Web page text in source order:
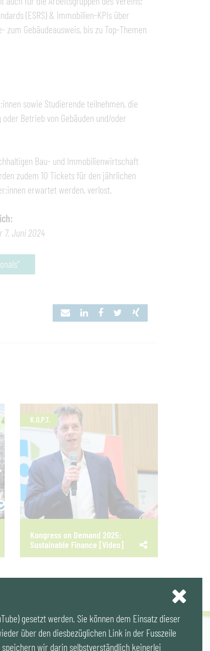
(ESRS) & Immobilien-KPIs über
Gebäudeausweis, bis zu Top-Themen
sowie Studierende teilnehmen, die
Betrieb von Gebäuden und/oder
Bau- und Immobilienwirtschaft
zudem 10 Tickets für den jährlichen
erwartet werden, verlost.
7. Juni 2024
K.O.P.T.
Kongress on Demand 2025:
Sustainable Finance [Video]
| Publikationen & Videos|Veranstaltungen
gesetzt werden. Sie können dem Einsatz dieser
über den diesbezüglichen Link in der Fusszeile
wir darin selbstverständlich keinerlei